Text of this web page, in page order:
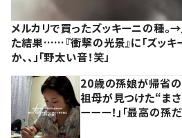
メルカリで買ったズッキーニの種。
た結果……『衝撃の光景』に「ズッ
か、、」「野太い音！笑」
20歳の孫娘が帰省の
祖母が見つけた“ま
ーーー！」「最高の孫